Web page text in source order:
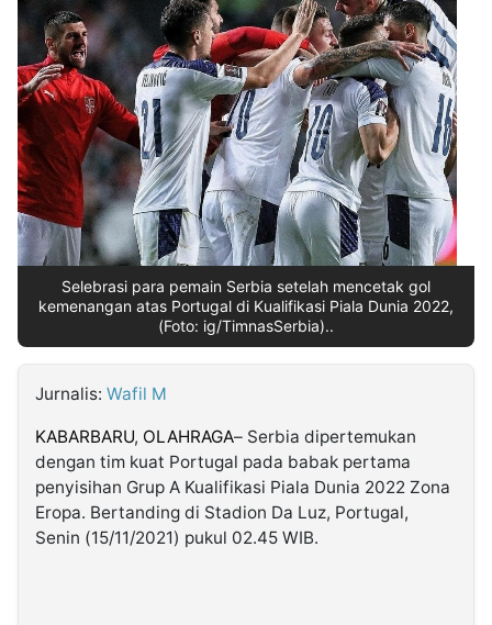
Partner
Insight
NTB
Suara
Time
Lens
IDN
Daily
Jogja
Jalan
Rakyat
Idealita
News
Kita
Notice
Dinamikapost.com
Radar
Baru
Seedbacklink
Follow
Kabarbaru
Kabarbaru.co
2026
Selebrasi para pemain Serbia setelah mencetak gol
kemenangan atas Portugal di Kualifikasi Piala Dunia 2022,
(Foto: ig/TimnasSerbia)..
Jurnalis: Wafil M
KABARBARU, OLAHRAGA– Serbia dipertemukan
dengan tim kuat Portugal pada babak pertama
penyisihan Grup A Kualifikasi Piala Dunia 2022 Zona
Eropa. Bertanding di Stadion Da Luz, Portugal,
Senin (15/11/2021) pukul 02.45 WIB.